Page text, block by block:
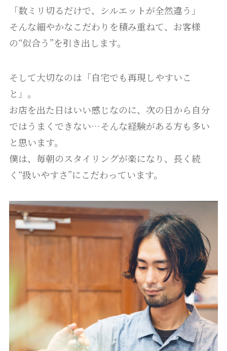
「数ミリ切るだけで、シルエットが全然違う」
そんな細やかなこだわりを積み重ねて、お客様
の“似合う”を引き出します。
そして大切なのは「自宅でも再現しやすいこ
と」。
お店を出た日はいい感じなのに、次の日から自分
ではうまくできない…そんな経験がある方も多い
と思います。
僕は、毎朝のスタイリングが楽になり、長く続
く“扱いやすさ”にこだわっています。